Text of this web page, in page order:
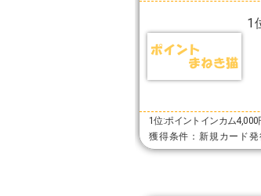
1
1位:ポイントインカム4,000
獲得条件：新規カード発